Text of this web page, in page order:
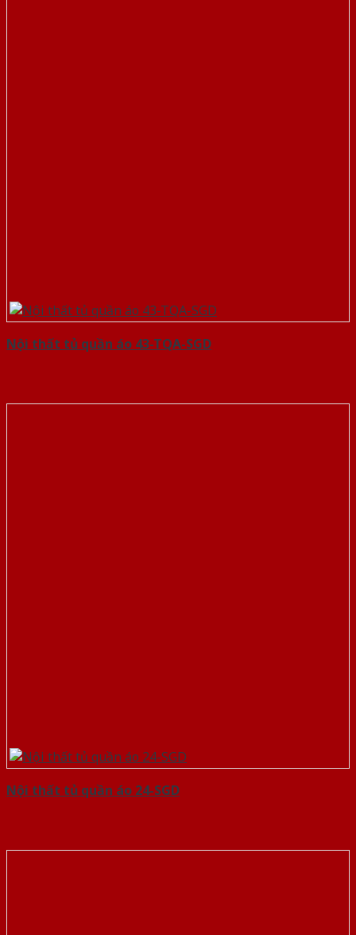
Nội thất tủ quần áo 43-TQA-SGD
Nội thất tủ quần áo 24-SGD